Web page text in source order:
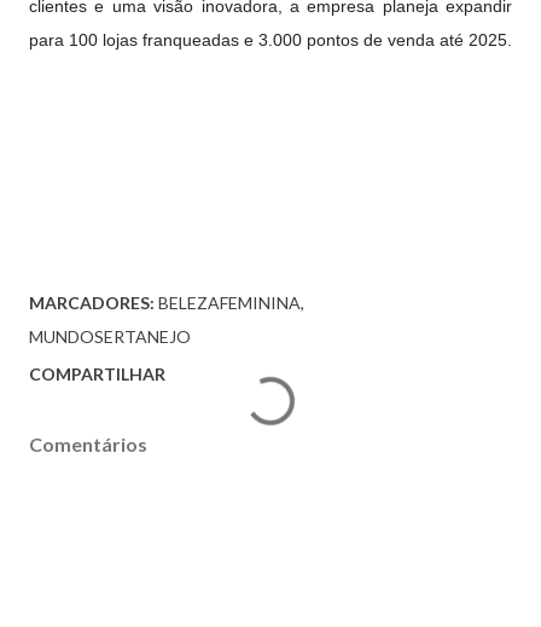
clientes e uma visão inovadora, a empresa planeja expandir
para 100 lojas franqueadas e 3.000 pontos de venda até 2025.
MARCADORES: BELEZAFEMININA
MUNDOSERTANEJO
COMPARTILHAR
Comentários